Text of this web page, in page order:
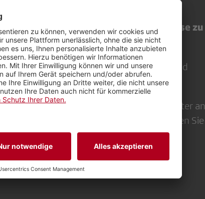
Modelle und Forschungsergebnisse zu
SRF steckt eine ausgeklügelte Planung und
Musik und Frank Hänecke, Studienleiter an
Mitglied der Bildungskommission, führen Sie
Welche Kriterien werden
des Publikums und auch denen der